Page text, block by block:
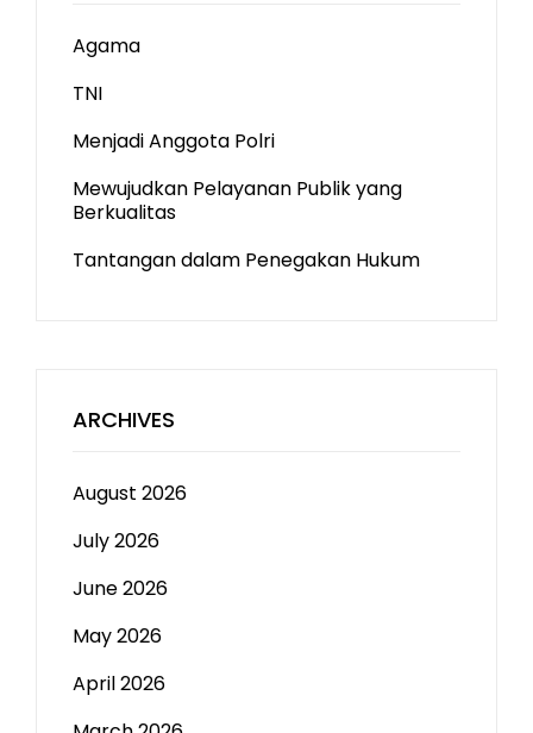
Agama
TNI
Menjadi Anggota Polri
Mewujudkan Pelayanan Publik yang
Berkualitas
Tantangan dalam Penegakan Hukum
ARCHIVES
August 2026
July 2026
June 2026
May 2026
April 2026